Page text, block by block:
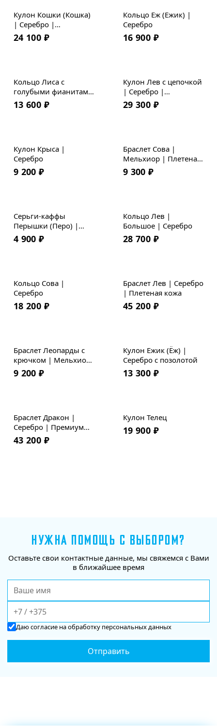
Кулон Кошки (Кошка)
| Серебро |
Коллекция Geometry
24 100 ₽
Кольцо Еж (Ежик) |
Серебро
16 900 ₽
Кольцо Лиса с
голубыми фианитами
| Серебро
13 600 ₽
Кулон Лев с цепочкой
| Серебро |
Коллекция Geometry
29 300 ₽
Кулон Крыса |
Серебро
9 200 ₽
Браслет Сова |
Мельхиор | Плетеная
кожа
9 300 ₽
Серьги-каффы
Перышки (Перо) |
Серебро
4 900 ₽
Кольцо Лев |
Большое | Серебро
28 700 ₽
Кольцо Сова |
Серебро
18 200 ₽
Браслет Лев | Серебро
| Плетеная кожа
45 200 ₽
Браслет Леопарды с
крючком | Мельхиор
| Премиум кожа
9 200 ₽
Кулон Ежик (Ёж) |
Серебро с позолотой
13 300 ₽
Браслет Дракон |
Серебро | Премиум
кожа
43 200 ₽
Кулон Телец
19 900 ₽
НУЖНА ПОМОЩЬ С ВЫБОРОМ?
Оставьте свои контактные данные, мы свяжемся с Вами
в ближайшее время
Даюсогласие на обработку персональных данных